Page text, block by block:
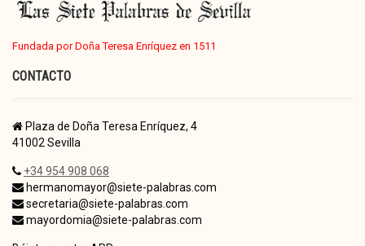
Fundada por Doña Teresa Enríquez en 1511
CONTACTO
Plaza de Doña Teresa Enríquez, 4
41002 Sevilla
+34 954 908 068
hermanomayor@siete-palabras.com
secretaria@siete-palabras.com
mayordomia@siete-palabras.com